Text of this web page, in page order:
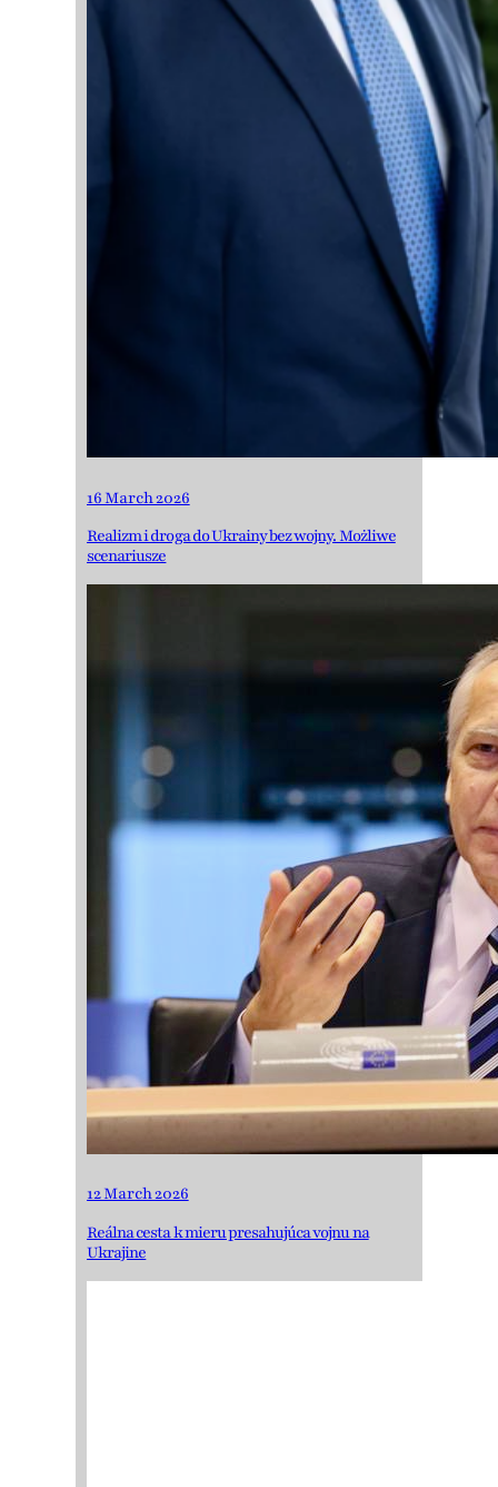
16 March 2026
Realizm i droga do Ukrainy bez wojny. Możliwe
scenariusze
12 March 2026
Reálna cesta k mieru presahujúca vojnu na
Ukrajine